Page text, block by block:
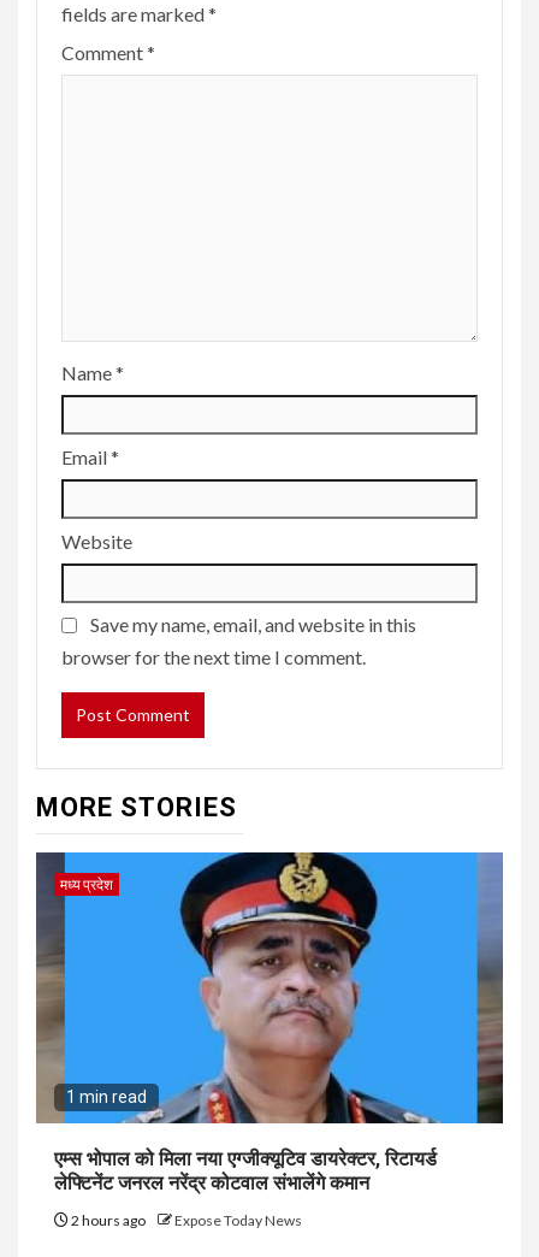
fields are marked*
Comment*
Name*
Email*
Website
Save my name, email, and website in this
browser for the next time I comment.
MORE STORIES
मध्य प्रदेश
1 min read
एम्स भोपाल को मिला नया एग्जीक्यूटिव डायरेक्टर, रिटायर्ड
लेफ्टिनेंट जनरल नरेंद्र कोटवाल संभालेंगे कमान
2 hours ago Expose Today News